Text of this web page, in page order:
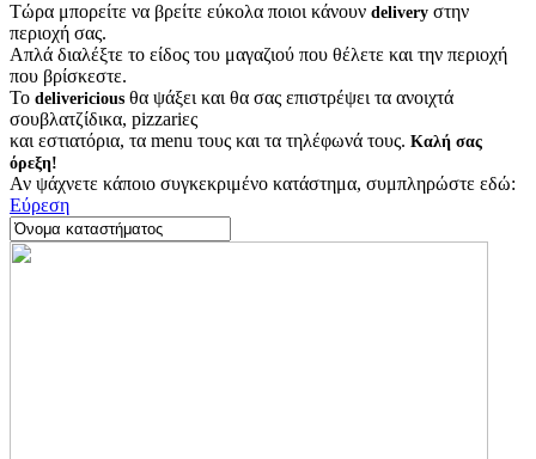
Τώρα μπορείτε να βρείτε εύκολα ποιοι κάνουν delivery στην
περιοχή σας.
Απλά διαλέξτε το είδος του μαγαζιού που θέλετε και την περιοχή
που βρίσκεστε.
Το delivericious θα ψάξει και θα σας επιστρέψει τα ανοιχτά
σουβλατζίδικα, pizzariες
και εστιατόρια, τα menu τους και τα τηλέφωνά τους. Καλή σας
όρεξη!
Αν ψάχνετε κάποιο συγκεκριμένο κατάστημα, συμπληρώστε εδώ:
Εύρεση